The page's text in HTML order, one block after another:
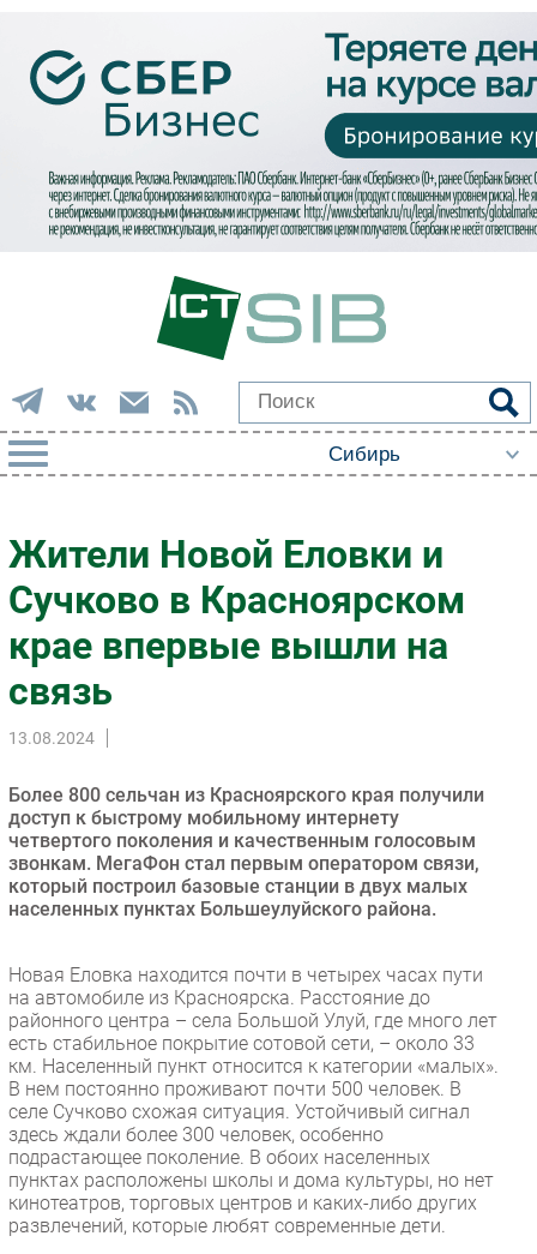
Импорто­замещение
Автоматизация Промышленности
Интернет
Мобильная связь
Фиксированная связь
Интеграция
Маркетинг
Торговые сети
Оборудование
ПО
Кадры
Регулирование
Финансы
Web
Безопасность
Инновации
CIO/Управление ИТ
Гаджеты
Здоровье
Жители Новой Еловки и
Сучково в Красноярском
крае впервые вышли на
связь
13.08.2024
Более 800 сельчан из Красноярского края получили
доступ к быстрому мобильному интернету
четвертого поколения и качественным голосовым
звонкам. МегаФон стал первым оператором связи,
который построил базовые станции в двух малых
населенных пунктах Большеулуйского района.
Новая Еловка находится почти в четырех часах пути
на автомобиле из Красноярска. Расстояние до
районного центра – села Большой Улуй, где много лет
есть стабильное покрытие сотовой сети, – около 33
км. Населенный пункт относится к категории «малых».
В нем постоянно проживают почти 500 человек. В
селе Сучково схожая ситуация. Устойчивый сигнал
здесь ждали более 300 человек, особенно
подрастающее поколение. В обоих населенных
пунктах расположены школы и дома культуры, но нет
кинотеатров, торговых центров и каких-либо других
развлечений, которые любят современные дети.